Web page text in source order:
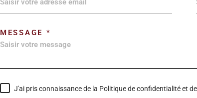
MESSAGE *
J'ai pris connaissance de la Politique de confidentialité et